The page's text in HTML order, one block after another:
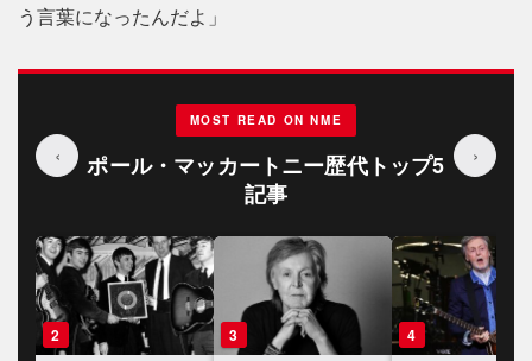
う言葉になったんだよ」
‹
MOST READ ON NME
ポール・マッカートニー歴代トップ5
記事
›
2 3 4